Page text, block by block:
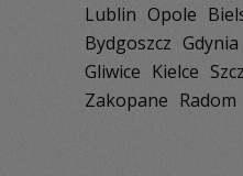
Lublin Opole
Bydgoszcz Gdynia
Gliwice Kielce
Zakopane Radom